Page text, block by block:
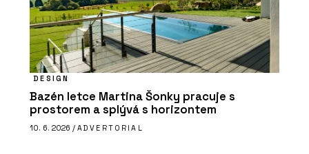
DESIGN
Bazén letce Martina Šonky pracuje s
prostorem a splývá s horizontem
10. 6. 2026 / ADVERTORIAL